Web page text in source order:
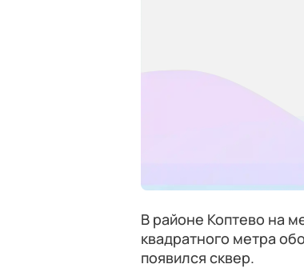
В районе Коптево на
квадратного метра
появился сквер.